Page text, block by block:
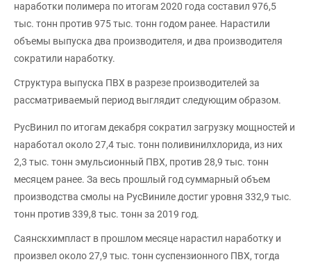
наработки полимера по итогам 2020 года составил 976,5
тыс. тонн против 975 тыс. тонн годом ранее. Нарастили
объемы выпуска два производителя, и два производителя
сократили наработку.
Структура выпуска ПВХ в разрезе производителей за
рассматриваемый период выглядит следующим образом.
РусВинил по итогам декабря сократил загрузку мощностей и
наработал около 27,4 тыс. тонн поливинилхлорида, из них
2,3 тыс. тонн эмульсионный ПВХ, против 28,9 тыс. тонн
месяцем ранее. За весь прошлый год суммарный объем
производства смолы на РусВиниле достиг уровня 332,9 тыс.
тонн против 339,8 тыс. тонн за 2019 год.
Саянскхимпласт в прошлом месяце нарастил наработку и
произвел около 27,9 тыс. тонн суспензионного ПВХ, тогда